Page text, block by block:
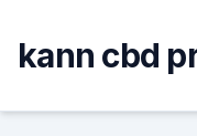
content
kann cbd